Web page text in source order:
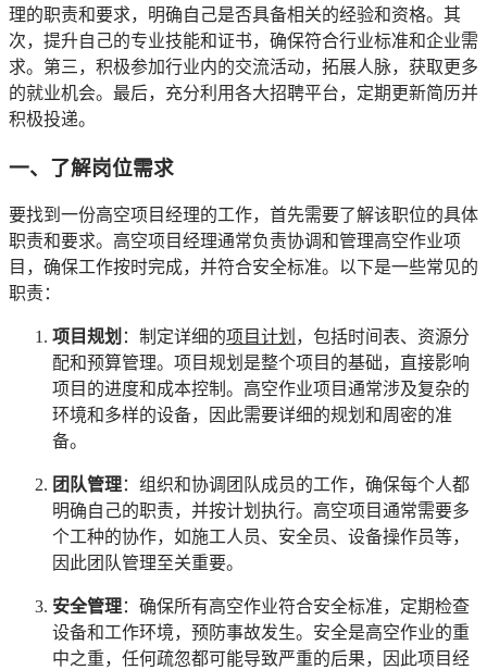
理的职责和要求，明确自己是否具备相关的经验和资格。其
次，提升自己的专业技能和证书，确保符合行业标准和企业需
求。第三，积极参加行业内的交流活动，拓展人脉，获取更多
的就业机会。最后，充分利用各大招聘平台，定期更新简历并
积极投递。
一、了解岗位需求
要找到一份高空项目经理的工作，首先需要了解该职位的具体
职责和要求。高空项目经理通常负责协调和管理高空作业项
目，确保工作按时完成，并符合安全标准。以下是一些常见的
职责：
项目规划 ：制定详细的项目计划 ，包括时间表、资源分
配和预算管理。项目规划是整个项目的基础，直接影响
项目的进度和成本控制。高空作业项目通常涉及复杂的
环境和多样的设备，因此需要详细的规划和周密的准
备。
团队管理：组织和协调团队成员的工作，确保每个人都
明确自己的职责，并按计划执行。高空项目通常需要多
个工种的协作，如施工人员、安全员、设备操作员等，
因此团队管理至关重要。
安全管理：确保所有高空作业符合安全标准，定期检查
设备和工作环境，预防事故发生。安全是高空作业的重
中之重，任何疏忽都可能导致严重的后果，因此项目经